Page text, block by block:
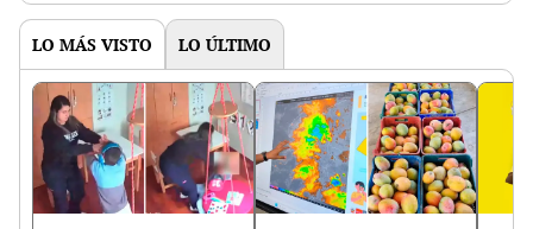
LO MÁS VISTO LO ÚLTIMO